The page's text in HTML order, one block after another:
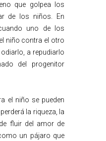
que golpea los
de los niños. En
uno de los
niño contra el otro
a repudiarlo
del progenitor
el niño se pueden
la riqueza, la
fluir del amor de
un pájaro que